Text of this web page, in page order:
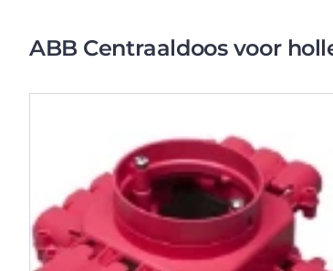
ABB Centraaldoos voor